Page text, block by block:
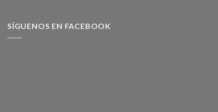
SÍGUENOS EN FACEBOOK